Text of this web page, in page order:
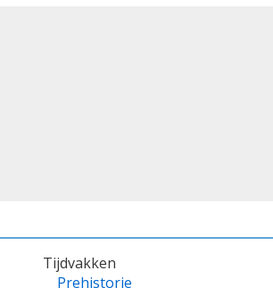
Tijdvakken
Prehistorie